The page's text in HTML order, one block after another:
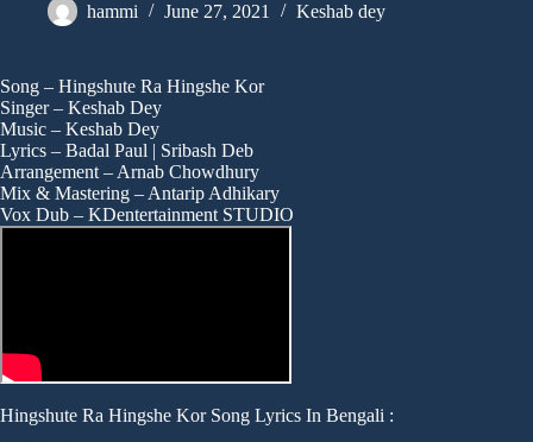
hammi June 27, 2021 Keshab dey
Song – Hingshute Ra Hingshe Kor
Singer – Keshab Dey
Music – Keshab Dey
Lyrics – Badal Paul | Sribash Deb
Arrangement – Arnab Chowdhury
Mix & Mastering – Antarip Adhikary
Vox Dub – KDentertainment STUDIO
Hingshute Ra Hingshe Kor Song Lyrics In Bengali :